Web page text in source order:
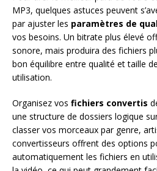
MP3, quelques astuces peuvent
par ajuster les paramètres de
vos besoins. Un bitrate plus élevé
sonore, mais produira des fichiers
bon équilibre entre qualité et taille
utilisation.
Organisez vos fichiers convertis
une structure de dossiers logique
classer vos morceaux par genre,
convertisseurs offrent des options
automatiquement les fichiers en